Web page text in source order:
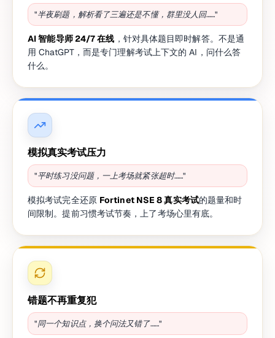
"半夜刷题，解析看了三遍还是不懂，群里没人回……"
AI 智能导师 24/7 在线 ，针对具体题目即时解答。不是通
用 ChatGPT，而是专门理解考试上下文的 AI，问什么答
什么。
模拟真实考试压力
"平时练习没问题，一上考场就紧张超时……"
模拟考试完全还原 Fortinet NSE 8 真实考试的题量和时
间限制。提前习惯考试节奏，上了考场心里有底。
错题不再重复犯
"同一个知识点，换个问法又错了……"